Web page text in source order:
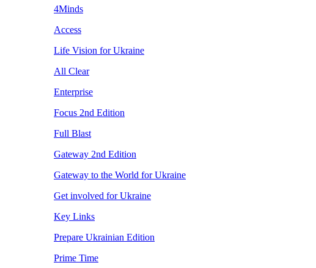
4Minds
Access
Life Vision for Ukraine
All Clear
Enterprise
Focus 2nd Edition
Full Blast
Gateway 2nd Edition
Gateway to the World for Ukraine
Get involved for Ukraine
Key Links
Prepare Ukrainian Edition
Prime Time